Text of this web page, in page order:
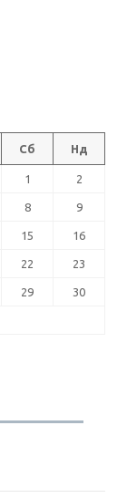
Сб Нд
1 2
8 9
15 16
22 23
29 30